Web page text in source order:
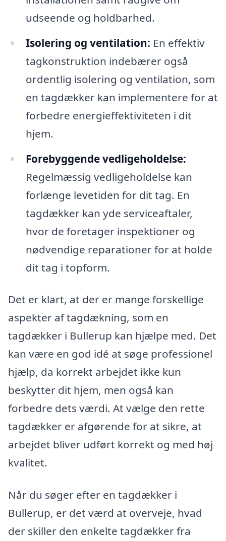
udseende og holdbarhed.
Isolering og ventilation: En effektiv
tagkonstruktion indebærer også
ordentlig isolering og ventilation, som
en tagdækker kan implementere for at
forbedre energieffektiviteten i dit
hjem.
Forebyggende vedligeholdelse:
Regelmæssig vedligeholdelse kan
forlænge levetiden for dit tag. En
tagdækker kan yde serviceaftaler,
hvor de foretager inspektioner og
nødvendige reparationer for at holde
dit tag i topform.
Det er klart, at der er mange forskellige
aspekter af tagdækning, som en
tagdækker i Bullerup kan hjælpe med. Det
kan være en god idé at søge professionel
hjælp, da korrekt arbejdet ikke kun
beskytter dit hjem, men også kan
forbedre dets værdi. At vælge den rette
tagdækker er afgørende for at sikre, at
arbejdet bliver udført korrekt og med høj
kvalitet.
Når du søger efter en tagdækker i
Bullerup, er det værd at overveje, hvad
der skiller den enkelte tagdækker fra